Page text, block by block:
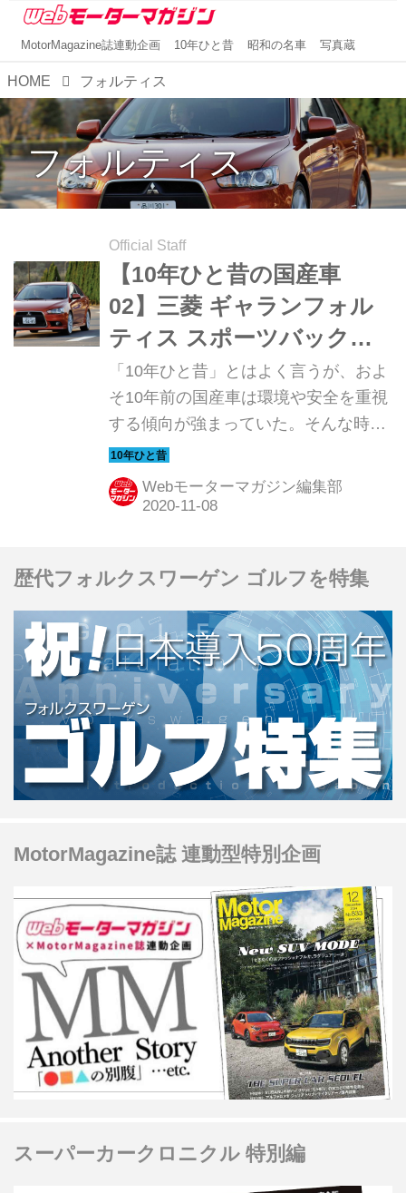
MotorMagazine誌連動企画 10年ひと昔 昭和の名車 写真蔵
HOME フォルティス
フォルティス
Official Staff
【10年ひと昔の国産車
02】三菱 ギャランフォル
ティス スポーツバックは
クーペのような軽快ボディ
が新鮮だった＜新連載＞
「10年ひと昔」とはよく言うが、およ
そ10年前の国産車は環境や安全を重視
する傾向が強まっていた。そんな時代
のニューモデル試乗記を当時の記事と
写真で紹介していこう。今回は「三菱
ギャランフォルティス スポーツバッ
Webモーターマガジン編集部
歴代フォルクスワーゲン ゴルフを特集
MotorMagazine誌 連動型特別企画
スーパーカークロニクル 特別編